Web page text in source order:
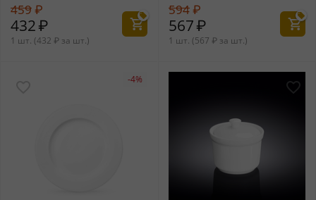
459₽
432₽
1 шт. (432 ₽ за шт.)
594₽
567₽
1 шт. (567 ₽ за шт.)
-4%